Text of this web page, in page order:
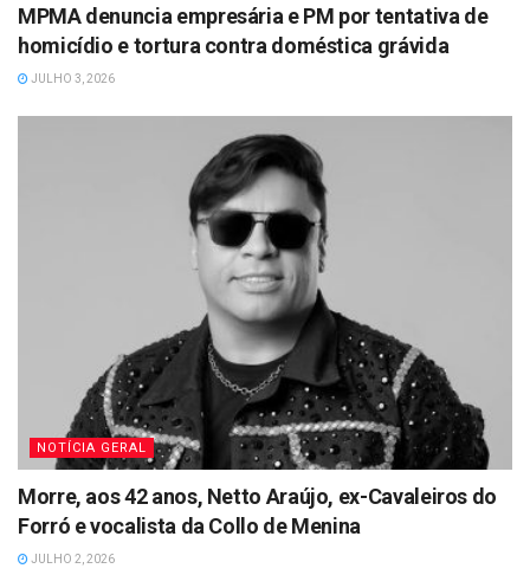
MPMA denuncia empresária e PM por tentativa de
homicídio e tortura contra doméstica grávida
JULHO 3, 2026
NOTÍCIA GERAL
Morre, aos 42 anos, Netto Araújo, ex-Cavaleiros do
Forró e vocalista da Collo de Menina
JULHO 2, 2026